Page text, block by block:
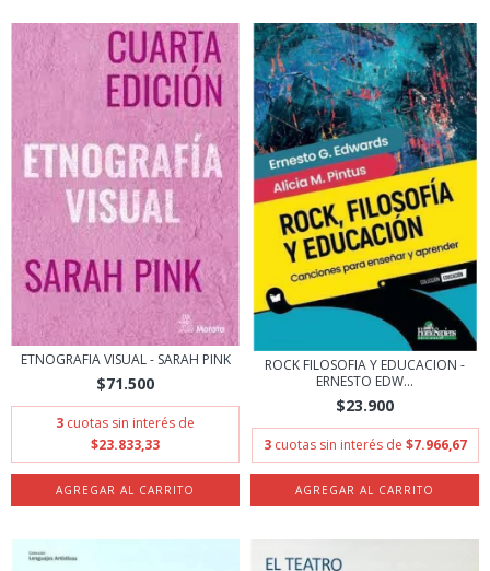
ETNOGRAFIA VISUAL - SARAH PINK
$71.500
3 cuotas sin interés de
$23.833,33
ROCK FILOSOFIA Y EDUCACION -
ERNESTO EDW...
$23.900
3 cuotas sin interés de $7.966,67